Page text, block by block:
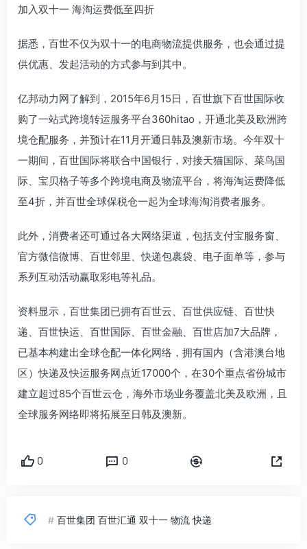
加入双十一 海淘运费低至四折
据悉，百世不仅为双十一的电商物流提供服务，也会通过提
供优惠、发起活动的方式参与到其中。
亿邦动力网了解到，2015年6月15日，百世旗下百世国际收
购了一站式跨境转运服务平台360hitao，开通北美及欧洲跨
境仓配服务，并预计在11月开通日韩及澳新市场。今年双十
一期间，百世国际将联合中国银行，对接天猫国际、菜鸟国
际、宝贝格子等多个跨境电商及物流平台，将海淘运费降低
至4折，并百世全球保税仓一起为全球海淘消费者服务。
此外，消费者还可通过各大网络渠道，包括支付宝服务窗、
官方微信微博、百世邻里、快递包裹袋、电子面单等，参与
系列互动活动赢取彩电等礼品。
资料显示，百世集团已拥有百世云、百世供应链、百世快
递、百世快运、百世国际、百世金融、百世店加7大品牌，
已基本构建出全球仓配一体化网络，拥有国内（含港澳台地
区）快递及快运服务网点近17000个，在30个重点省份城市
建立超过85个百世云仓，海外市场业务覆盖北美及欧洲，且
全球服务网络即将拓展至日韩及澳新。
0 0
# 百世集团 百世汇通 双十一 物流 快递